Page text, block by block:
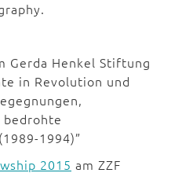
Gerda Henkel Stiftung
in Revolution und
bedrohte
1994)”
2015 am ZZF